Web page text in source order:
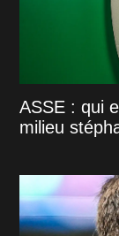
ASSE : qui
milieu